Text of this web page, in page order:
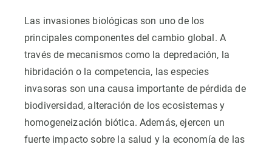
Las invasiones biológicas son uno de los
principales componentes del cambio global. A
través de mecanismos como la depredación, la
hibridación o la competencia, las especies
invasoras son una causa importante de pérdida de
biodiversidad, alteración de los ecosistemas y
homogeneización biótica. Además, ejercen un
fuerte impacto sobre la salud y la economía de las